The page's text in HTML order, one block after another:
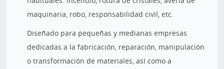
maquinaria, robo, responsabilidad civil, etc.
Diseñado para pequeñas y medianas empresas
dedicadas a la fabricación, reparación, manipulación
o transformación de materiales, así como a